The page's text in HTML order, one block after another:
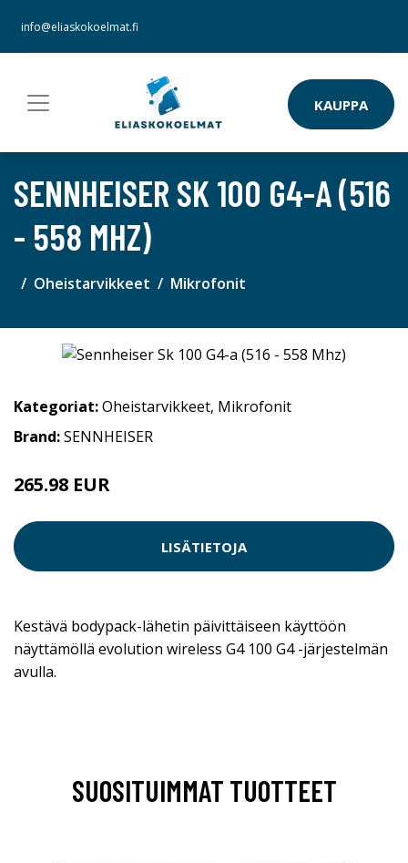
info@eliaskokoelmat.fi
KAUPPA
SENNHEISER SK 100 G4-A (516
- 558 MHZ)
Oheistarvikkeet Mikrofonit
Kategoriat:Oheistarvikkeet, Mikrofonit
Brand:SENNHEISER
265.98 EUR
LISÄTIETOJA
Kestävä bodypack-lähetin päivittäiseen käyttöön
näyttämöllä evolution wireless G4 100 G4 -järjestelmän
avulla.
SUOSITUIMMAT TUOTTEET